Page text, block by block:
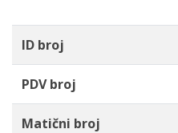
ID broj
PDV broj
Matični broj